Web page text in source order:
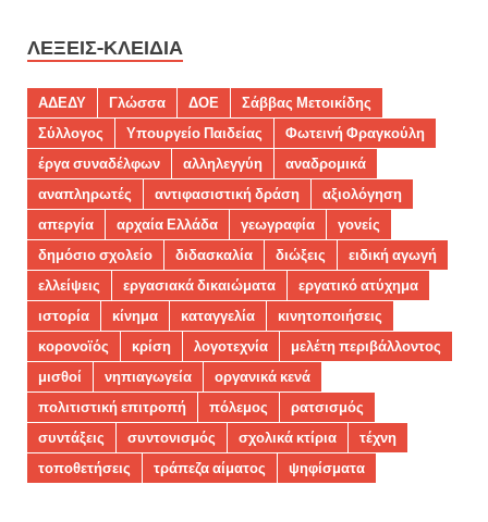
ΛΈΞΕΙΣ-ΚΛΕΙΔΙΆ
ΑΔΕΔΥ Γλώσσα ΔΟΕ
Σάββας Μετοικίδης
Σύλλογος
Υπουργείο Παιδείας
Φωτεινή Φραγκούλη
έργα συναδέλφων
αλληλεγγύη
αναδρομικά
αναπληρωτές
αντιφασιστική δράση
αξιολόγηση
απεργία
αρχαία Ελλάδα γεωγραφία
γονείς
δημόσιο σχολείο
διδασκαλία διώξεις
ειδική αγωγή
ελλείψεις
εργασιακά δικαιώματα
εργατικό ατύχημα
ιστορία
κίνημα καταγγελία
κινητοποιήσεις
κορονοϊός
κρίση λογοτεχνία
μελέτη περιβάλλοντος
μισθοί
νηπιαγωγεία
οργανικά κενά
πολιτιστική επιτροπή
πόλεμος
ρατσισμός
συντάξεις
συντονισμός σχολικά κτίρια
τέχνη
τοποθετήσεις
τράπεζα αίματος ψηφίσματα